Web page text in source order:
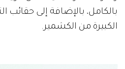
بالكامل، بالإضافة إلى حقائب
الكبيرة من الكشمير.